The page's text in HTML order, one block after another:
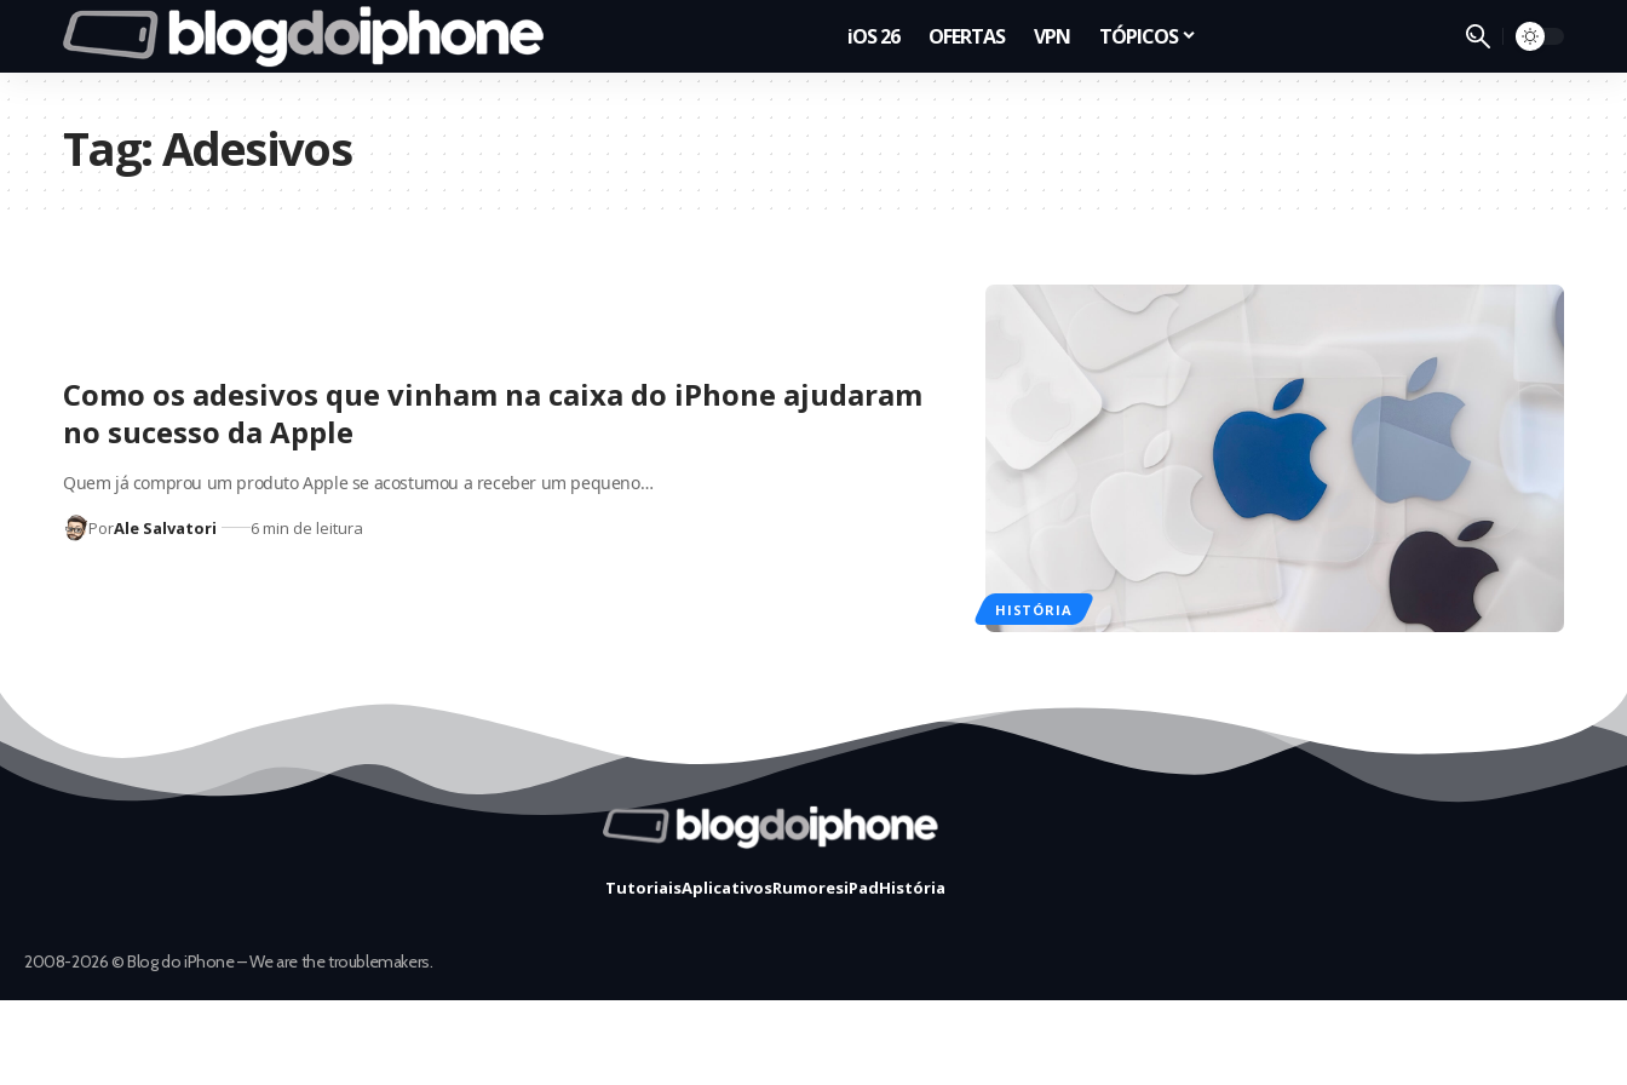
iOS 26 OFERTAS VPN TÓPICOS
Tag:Adesivos
HISTÓRIA
Como os adesivos que vinham na caixa do iPhone ajudaram
no sucesso da Apple
Quem já comprou um produto Apple se acostumou a receber um pequeno…
PorAle Salvatori 6 min de leitura
TutoriaisAplicativosRumoresiPadHistória
2008-2026 © Blog do iPhone – We are the troublemakers.